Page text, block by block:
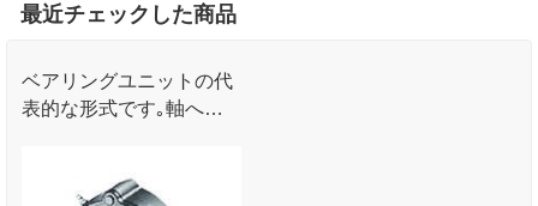
最近チェックした商品
ベアリングユニットの代
表的な形式です｡軸への
で簡単にできます｡ 伝動